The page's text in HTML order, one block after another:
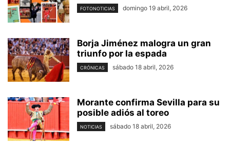
FOTONOTICIAS domingo 19 abril, 2026
Borja Jiménez malogra un gran
triunfo por la espada
CRÓNICAS sábado 18 abril, 2026
Morante confirma Sevilla para su
posible adiós al toreo
NOTICIAS sábado 18 abril, 2026